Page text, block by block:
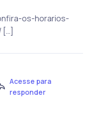
os-horarios-
[…]
Acesse para
responder